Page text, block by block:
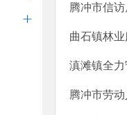
腾冲市信
曲石镇林
滇滩镇全
腾冲市劳